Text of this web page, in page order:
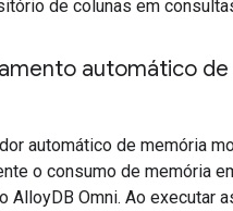
de colunas em
automático
automático de memória
o consumo de memória
AlloyDB Omni. Ao executar